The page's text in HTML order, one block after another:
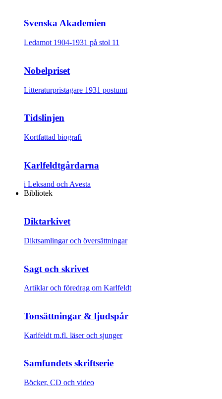
Svenska Akademien
Ledamot 1904-1931 på stol 11
Nobelpriset
Litteraturpristagare 1931 postumt
Tidslinjen
Kortfattad biografi
Karlfeldtgårdarna
i Leksand och Avesta
Bibliotek
Diktarkivet
Diktsamlingar och översättningar
Sagt och skrivet
Artiklar och föredrag om Karlfeldt
Tonsättningar & ljudspår
Karlfeldt m.fl. läser och sjunger
Samfundets skriftserie
Böcker, CD och video